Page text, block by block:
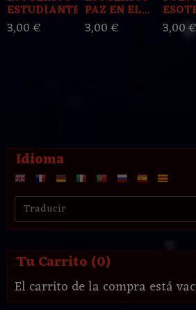
Idioma
Tu Carrito (0)
El carrito de la compra está
ESTUDIANTE
3,00 €
PAZ EN EL...
3,00 € 3,00 €